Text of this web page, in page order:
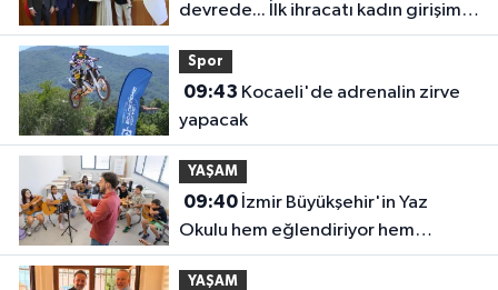
devrede... İlk ihracatı kadın girişimci
gerçekleştirdi
Spor
09:43
yapacak
YAŞAM
09:40İzmir Büyükşehir'in Yaz
Okulu hem eğlendiriyor hem
öğretiyor
YAŞAM